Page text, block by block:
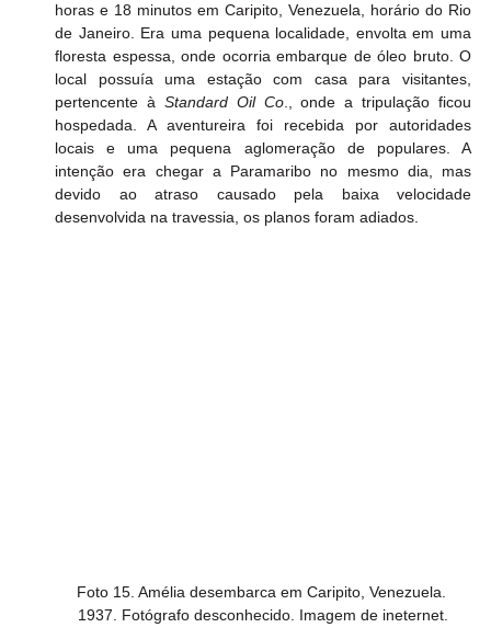
horas e 18 minutos em Caripito, Venezuela, horário do Rio
de Janeiro. Era uma pequena localidade, envolta em uma
floresta espessa, onde ocorria embarque de óleo bruto. O
local possuía uma estação com casa para visitantes,
pertencente à Standard Oil Co., onde a tripulação ficou
hospedada. A aventureira foi recebida por autoridades
locais e uma pequena aglomeração de populares. A
intenção era chegar a Paramaribo no mesmo dia, mas
devido ao atraso causado pela baixa velocidade
desenvolvida na travessia, os planos foram adiados.
Foto 15. Amélia desembarca em Caripito, Venezuela.
1937. Fotógrafo desconhecido. Imagem de ineternet.